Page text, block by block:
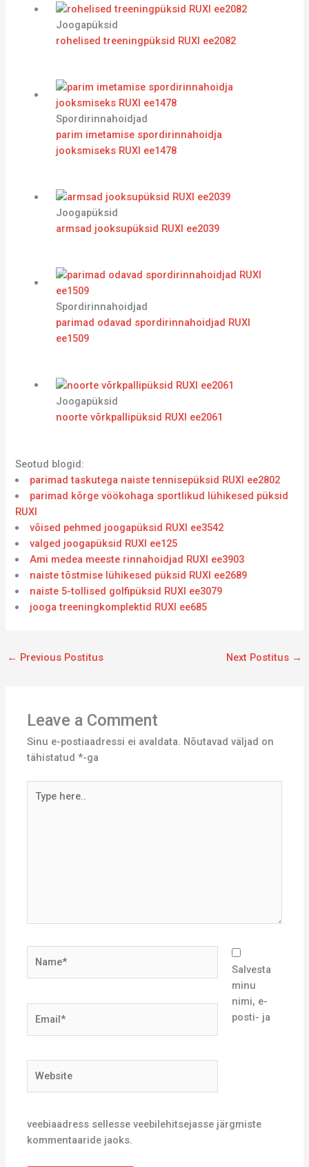
Joogapüksid
rohelised treeningpüksid RUXI ee2082
Spordirinnahoidjad
parim imetamise spordirinnahoidja
jooksmiseks RUXI ee1478
Joogapüksid
armsad jooksupüksid RUXI ee2039
Spordirinnahoidjad
parimad odavad spordirinnahoidjad RUXI
ee1509
Joogapüksid
noorte võrkpallipüksid RUXI ee2061
Seotud blogid:
parimad taskutega naiste tennisepüksid RUXI ee2802
parimad kõrge vöökohaga sportlikud lühikesed püksid
RUXI
võised pehmed joogapüksid RUXI ee3542
valged joogapüksid RUXI ee125
Ami medea meeste rinnahoidjad RUXI ee3903
naiste tõstmise lühikesed püksid RUXI ee2689
naiste 5-tollised golfipüksid RUXI ee3079
jooga treeningkomplektid RUXI ee685
← Previous Postitus Next Postitus →
Leave a Comment
Sinu e-postiaadressi ei avaldata. Nõutavad väljad on
tähistatud*-ga
here..
Salvesta
minu
nimi, e-
posti- ja
veebiaadress sellesse veebilehitsejasse järgmiste
kommentaaride jaoks.